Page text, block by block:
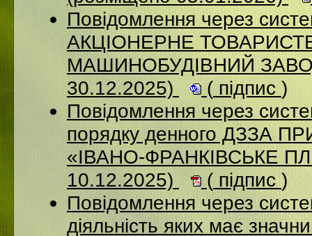
Повідомлення через
АКЦІОНЕРНЕ
МАШИНОБУДІВНИЙ
30.12.2025)
( підпис )
Повідомлення через
порядку денного ДЗЗА
«ІВАНО-ФРАНКІВСЬКЕ
10.12.2025)
( підпис )
Повідомлення через
діяльність яких має